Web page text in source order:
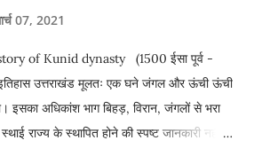
07, 2021
of Kunid dynasty (1500 ईसा पूर्व -
उत्तराखंड मूलतः एक घने जंगल और ऊंची ऊंची
इसका अधिकांश भाग बिहड़, विरान, जंगलों से भरा
राज्य के स्थापित होने की स्पष्ट जानकारी नहीं